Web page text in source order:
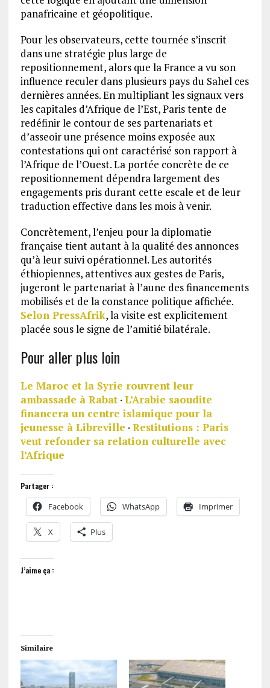
panafricaine et géopolitique.
Pour les observateurs, cette tournée s’inscrit
dans une stratégie plus large de
repositionnement, alors que la France a vu son
influence reculer dans plusieurs pays du Sahel ces
dernières années. En multipliant les signaux vers
les capitales d’Afrique de l’Est, Paris tente de
redéfinir le contour de ses partenariats et
d’asseoir une présence moins exposée aux
contestations qui ont caractérisé son rapport à
l’Afrique de l’Ouest. La portée concrète de ce
repositionnement dépendra largement des
engagements pris durant cette escale et de leur
traduction effective dans les mois à venir.
Concrètement, l’enjeu pour la diplomatie
française tient autant à la qualité des annonces
qu’à leur suivi opérationnel. Les autorités
éthiopiennes, attentives aux gestes de Paris,
jugeront le partenariat à l’aune des financements
mobilisés et de la constance politique affichée.
Selon PressAfrik, la visite est explicitement
placée sous le signe de l’amitié bilatérale.
Pour aller plus loin
Le Maroc et la Syrie rouvrent leur
ambassade à Rabat· L’Arabie saoudite
financera un centre islamique pour la
jeunesse à Libreville · Restitutions : Paris
veut refonder sa relation culturelle avec
l’Afrique
Partager :
Facebook WhatsApp Imprimer
X Plus
J’aime ça :
Similaire